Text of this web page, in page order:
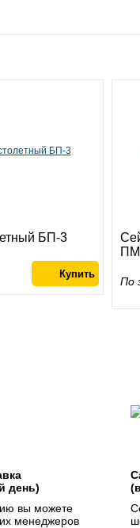
БП-3
ПМ
По
день)
вы можете
менеджеров